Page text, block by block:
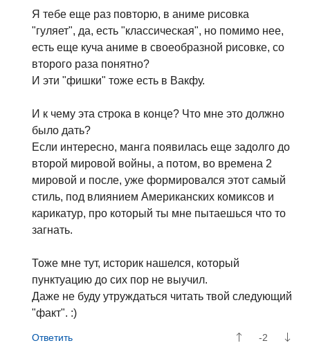
Я тебе еще раз повторю, в аниме рисовка
"гуляет", да, есть "классическая", но помимо нее,
есть еще куча аниме в своеобразной рисовке, со
второго раза понятно?
И эти "фишки" тоже есть в Вакфу.
И к чему эта строка в конце? Что мне это должно
было дать?
Если интересно, манга появилась еще задолго до
второй мировой войны, а потом, во времена 2
мировой и после, уже формировался этот самый
стиль, под влиянием Американских комиксов и
карикатур, про который ты мне пытаешься что то
загнать.
Тоже мне тут, историк нашелся, который
пунктуацию до сих пор не выучил.
Даже не буду утруждаться читать твой следующий
"факт". :)
-2